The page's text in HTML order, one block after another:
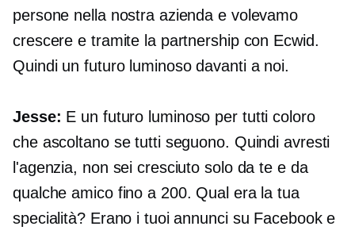
persone nella nostra azienda e volevamo
crescere e tramite la partnership con Ecwid.
Quindi un futuro luminoso davanti a noi.
Jesse: E un futuro luminoso per tutti coloro
che ascoltano se tutti seguono. Quindi avresti
l'agenzia, non sei cresciuto solo da te e da
qualche amico fino a 200. Qual era la tua
specialità? Erano i tuoi annunci su Facebook e